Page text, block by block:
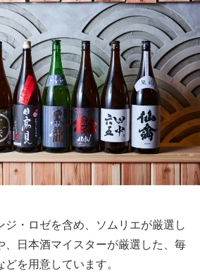
ジ・ロゼを含め、ソムリエが厳選し
、日本酒マイスターが厳選した、毎
を用意しています。